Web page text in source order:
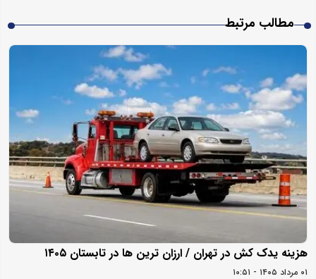
مطالب مرتبط
هزینه یدک کش در تهران / ارزان ترین ها در تابستان ۱۴۰۵
۰۱ مرداد ۱۴۰۵ - ۱۰:۵۱